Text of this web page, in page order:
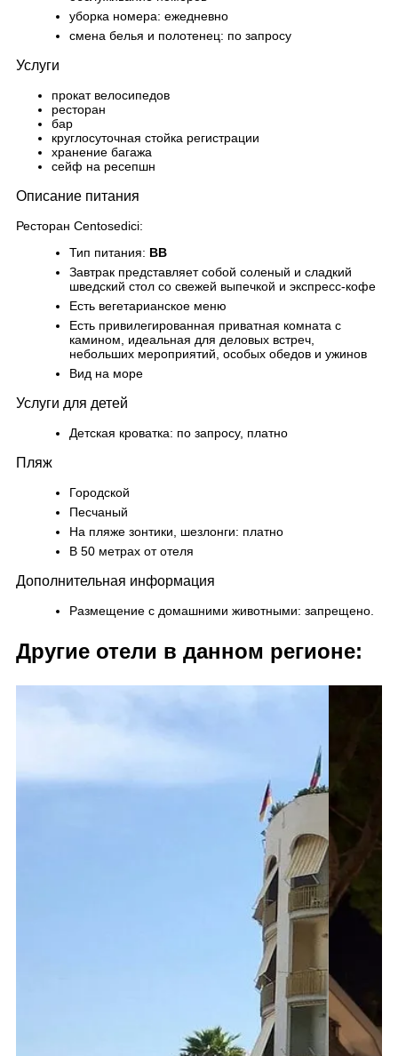
уборка номера: ежедневно
смена белья и полотенец: по запросу
Услуги
прокат велосипедов
ресторан
бар
круглосуточная стойка регистрации
хранение багажа
сейф на ресепшн
Описание питания
Ресторан Centosedici:
Тип питания: BB
Завтрак представляет собой соленый и сладкий
шведский стол со свежей выпечкой и экспресс-кофе
Есть вегетарианское меню
Есть привилегированная приватная комната с
камином, идеальная для деловых встреч,
небольших мероприятий, особых обедов и ужинов
Вид на море
Услуги для детей
Детская кроватка: по запросу, платно
Пляж
Городской
Песчаный
На пляже зонтики, шезлонги: платно
В 50 метрах от отеля
Дополнительная информация
Размещение с домашними животными: запрещено.
Другие отели в данном регионе: